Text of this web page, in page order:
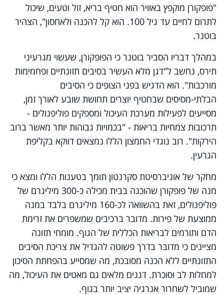
"פופקורן מוקפץ באוויר הוא חטיף בריא, זול וטעים, שיכול
לתרום לחיים עד גיל 100. הוא קל להכנה ולאחסון", הצהיר
בוטנר.
במהלך דבריו הסביר בוטנר כי הפופקורן, שעשוי מגרעיני
תירס, נחשב ל"דגן מלא העשיר בסיבים תזונתיים ופחמימות
מורכבות". הוא הדגיש בפני הצופים כי הסיבים
הבלתי-מסיסים שבחטיף יוצרים תחושת שובע לאורך זמן,
מסייעים לפעילות מערכת העיכול ומספקים פוליפנולים -
תרכובות צמחיות בריאות - "בכמויות גבוהות יותר מאשר ברוב
הירקות". רוב נוגדי החמצון הללו נמצאים דווקא בקליפת
הגרעין.
מחקר של אוניברסיטת סקרנטון תומך בטענות הללו ומצא כי
מנה של פופקורן שהוכנה בבית מכילה כ-300 מיליגרם של
פוליפנולים, זאת בהשוואה לכ-160 מיליגרם בלבד במנה
ממוצעת של פירות. מדובר ברכיבים שמשפרים את זרימת
הדם ותורמים לבריאות הכללית של הגוף. מומחי תזונה
מציינים כי מדובר בדרך פשוטה להגדיל את צריכת הסיבים
התזונתיים ללא הכנה מסובכת, מה שמסייע בהפחתת הסיכון
למחלות לב וסוכרת. דגנים מלאים גם מאטים את העיכול, מה
שמוביל לשחרור אנרגיה יציב יותר בגוף.